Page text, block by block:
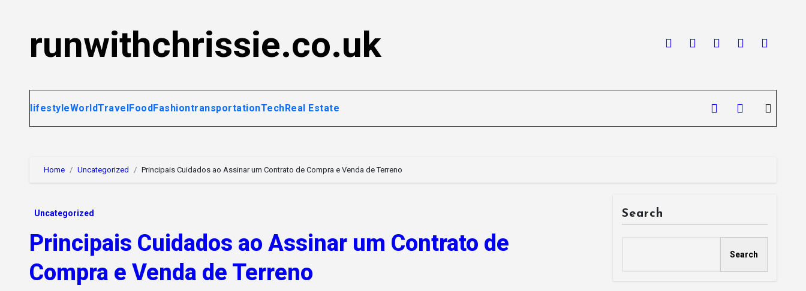
runwithchrissie.co.uk
lifestyleWorldTravelFoodFashiontransportationTechReal Estate
Home Uncategorized Principais Cuidados ao Assinar um Contrato de Compra e Venda de Terreno
Uncategorized
Principais Cuidados ao Assinar um Contrato de
Compra e Venda de Terreno
Search
Search